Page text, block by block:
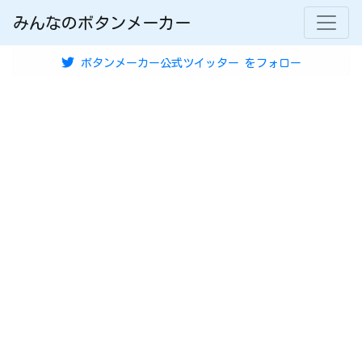
みんなのボタンメーカー
ボタンメーカー公式ツイッター をフォロー